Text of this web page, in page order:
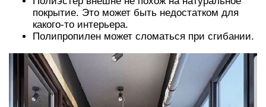
покрытие. Это может быть недостатком для
какого-то интерьера.
Полипропилен может сломаться при сгибании.